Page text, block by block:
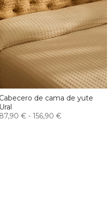
Cabecero de cama de yute
Ural
87,90 € - 156,90 €